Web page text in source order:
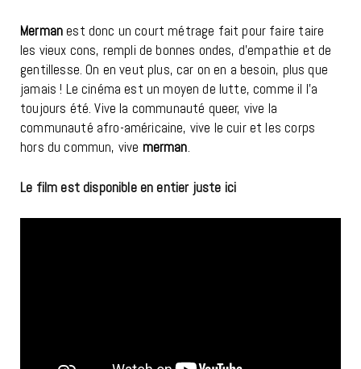
Mermanest donc un court métrage fait pour faire taire
les vieux cons, rempli de bonnes ondes, d’empathie et de
gentillesse. On en veut plus, car on en a besoin, plus que
jamais ! Le cinéma est un moyen de lutte, comme il l’a
toujours été. Vive la communauté queer, vive la
communauté afro-américaine, vive le cuir et les corps
hors du commun, vive merman.
Le film est disponible en entier juste ici